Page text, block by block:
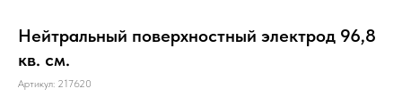
Нейтральный поверхностный электрод 96,8
кв. см.
Артикул: 217620